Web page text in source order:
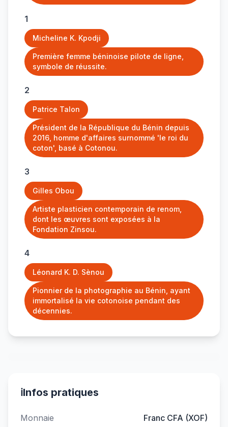
1
Micheline K. Kpodji
Première femme béninoise pilote de ligne,
symbole de réussite.
2
Patrice Talon
Président de la République du Bénin depuis
2016, homme d'affaires surnommé 'le roi du
coton', basé à Cotonou.
3
Gilles Obou
Artiste plasticien contemporain de renom,
dont les œuvres sont exposées à la
Fondation Zinsou.
4
Léonard K. D. Sènou
Pionnier de la photographie au Bénin, ayant
immortalisé la vie cotonoise pendant des
décennies.
ℹ️Infos pratiques
Monnaie Franc CFA (XOF)